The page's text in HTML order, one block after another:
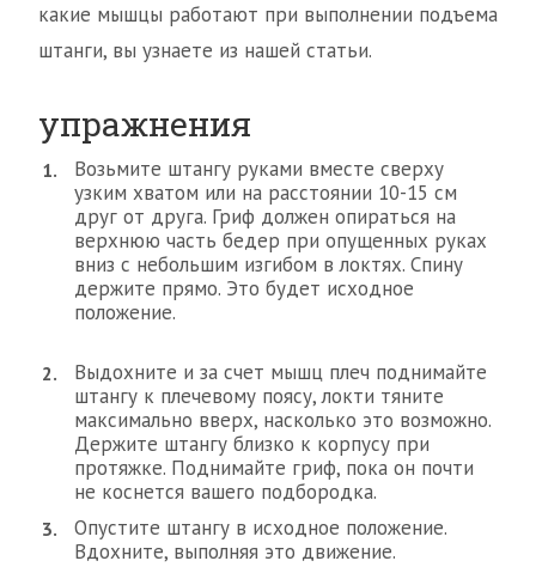
какие мышцы работают при выполнении подъема
штанги, вы узнаете из нашей статьи.
упражнения
Возьмите штангу руками вместе сверху
узким хватом или на расстоянии 10-15 см
друг от друга. Гриф должен опираться на
верхнюю часть бедер при опущенных руках
вниз с небольшим изгибом в локтях. Спину
держите прямо. Это будет исходное
положение.
Выдохните и за счет мышц плеч поднимайте
штангу к плечевому поясу, локти тяните
максимально вверх, насколько это возможно.
Держите штангу близко к корпусу при
протяжке. Поднимайте гриф, пока он почти
не коснется вашего подбородка.
Опустите штангу в исходное положение.
Вдохните, выполняя это движение.